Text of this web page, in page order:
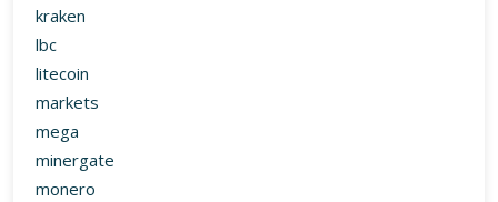
kraken
lbc
litecoin
markets
mega
minergate
monero